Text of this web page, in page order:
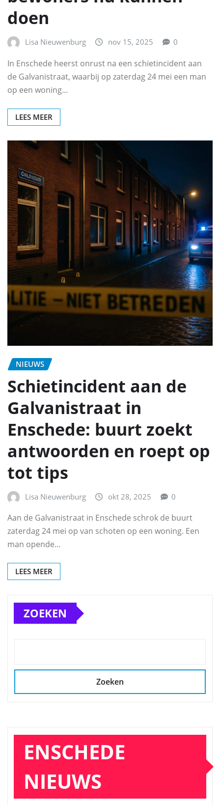
doen
Lisa Nieuwenburg nov 15, 2025 0
In Enschede heerst onrust na een schietincident aan
de Galvanistraat, waarbij op zaterdag 24 mei een man
op een woning…
LEES MEER
NIEUWS
Schietincident aan de
Galvanistraat in
Enschede: buurt zoekt
antwoorden en roept op
tot tips
Lisa Nieuwenburg okt 28, 2025 0
Aan de Galvanistraat in Enschede schrok de buurt
zaterdag 24 mei op van schoten op een woning. Een
man opende…
LEES MEER
ZOEKEN
Zoeken
ENSCHEDE
NIEUWS